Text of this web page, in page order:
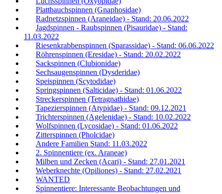
Plattbauchspinnen (Gnaphosidae)
Radnetzspinnen (Araneidae) - Stand: 20.06.2022
Jagdspinnen - Raubspinnen (Pisauridae) - Stand:
11.03.2022
Riesenkrabbenspinnen (Sparassidae) - Stand: 06.06.2022
Röhrenspinnen (Eresidae) - Stand: 20.02.2022
Sackspinnen (Clubionidae)
Sechsaugenspinnen (Dysderidae)
Speispinnen (Scytodidae)
Springspinnen (Salticidae) - Stand: 01.06.2022
Streckerspinnen (Tetragnathidae)
Tapezierspinnen (Atypidae) - Stand: 09.12.2021
Trichterspinnen (Agelenidae) - Stand: 10.02.2022
Wolfspinnen (Lycosidae) - Stand: 01.06.2022
Zitterspinnen (Pholcidae)
Andere Familien Stand: 11.03.2022
2. Spinnentiere (ex. Araneae)
Milben und Zecken (Acari) - Stand: 27.01.2021
Weberknechte (Opiliones) - Stand: 27.02.2021
WANTED
Spinnentiere: Interessante Beobachtungen und